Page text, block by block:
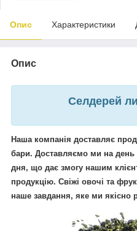
Опис Характеристики
Опис
Селдерей
Наша компанія доставляє
бари. Доставляємо ми на день
дня, що дає змогу нашим
продукцію. Свіжі овочі та
наше завдання, яке ми якісно